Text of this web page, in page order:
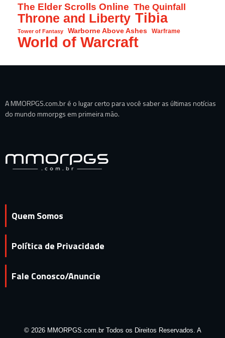
The Elder Scrolls Online The Quinfall
Throne and Liberty Tibia
Tower of Fantasy Warborne Above Ashes Warframe
World of Warcraft
A MMORPGS.com.br é o lugar certo para você saber as últimas notícias
do mundo mmorpgs em primeira mão.
Quem Somos
Política de Privacidade
Fale Conosco/Anuncie
© 2026 MMORPGS.com.br Todos os Direitos Reservados. A